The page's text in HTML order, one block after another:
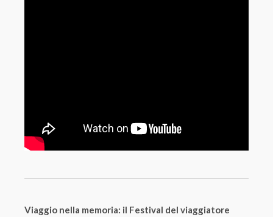
Viaggio nella memoria: il Festival del viaggiatore